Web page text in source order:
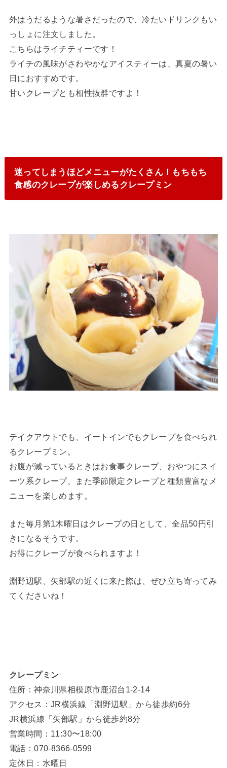
外はうだるような暑さだったので、冷たいドリンクもい
っしょに注文しました。
こちらはライチティーです！
ライチの風味がさわやかなアイスティーは、真夏の暑い
日におすすめです。
甘いクレープとも相性抜群ですよ！
迷ってしまうほどメニューがたくさん！もちもち
食感のクレープが楽しめるクレープミン
テイクアウトでも、イートインでもクレープを食べられ
るクレープミン。
お腹が減っているときはお食事クレープ、おやつにスイ
ーツ系クレープ、また季節限定クレープと種類豊富なメ
ニューを楽しめます。
また毎月第1木曜日はクレープの日として、全品50円引
きになるそうです。
お得にクレープが食べられますよ！
淵野辺駅、矢部駅の近くに来た際は、ぜひ立ち寄ってみ
てくださいね！
クレープミン
住所：神奈川県相模原市鹿沼台1-2-14
アクセス：JR横浜線「淵野辺駅」から徒歩約6分
JR横浜線「矢部駅」から徒歩約8分
営業時間：11:30〜18:00
電話：070-8366-0599
定休日：水曜日